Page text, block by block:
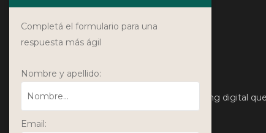
Somos una agencia de marketing digital
obtención de resultados.
Completá el formulario para una
respuesta más ágil
Nombre y apellido:
Email: